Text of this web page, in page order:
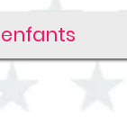
enfants